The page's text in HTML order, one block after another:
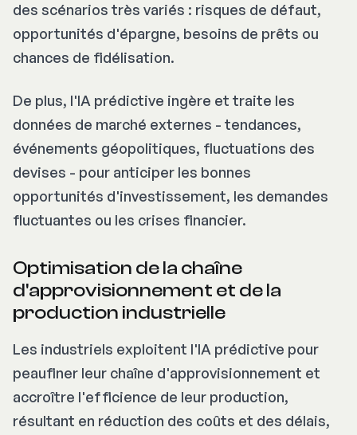
des scénarios très variés : risques de défaut,
opportunités d'épargne, besoins de prêts ou
chances de fidélisation.
De plus, l'IA prédictive ingère et traite les
données de marché externes - tendances,
événements géopolitiques, fluctuations des
devises - pour anticiper les bonnes
opportunités d'investissement, les demandes
fluctuantes ou les crises financier.
Optimisation de la chaîne
d'approvisionnement et de la
production industrielle
Les industriels exploitent l'IA prédictive pour
peaufiner leur chaîne d'approvisionnement et
accroître l'efficience de leur production,
résultant en réduction des coûts et des délais,